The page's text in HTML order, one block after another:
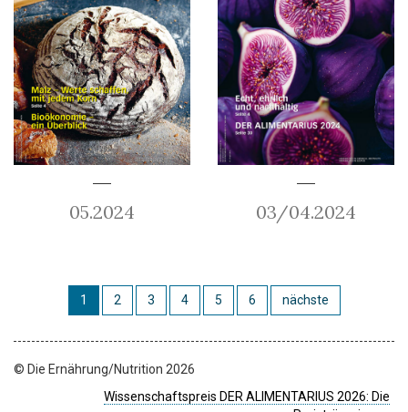
05.2024 03/04.2024
1 2 3 4 5 6 nächste
© Die Ernährung/Nutrition 2026
Wissenschaftspreis DER ALIMENTARIUS 2026: Die